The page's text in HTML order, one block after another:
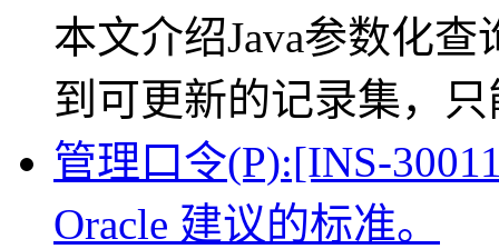
本文介绍Java参数化查
到可更新的记录集，
管理口令(P):[INS-
Oracle 建议的标准。